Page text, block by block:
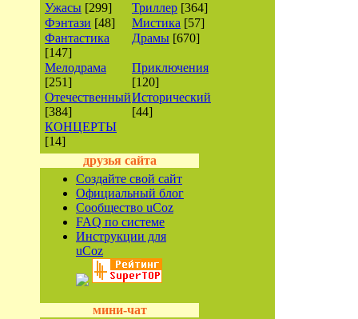
Ужасы [299] Триллер [364]
Фэнтази [48] Мистика [57]
Фантастика
[147]
Драмы [670]
Мелодрама
[251]
Приключения
[120]
Отечественный
[384]
Исторический
[44]
КОНЦЕРТЫ
[14]
друзья сайта
Создайте свой сайт
Официальный блог
Сообщество uCoz
FAQ по системе
Инструкции для
uCoz
мини-чат